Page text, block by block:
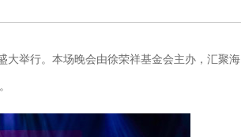
举行。本场晚会由徐荣祥基金会主办，汇聚海